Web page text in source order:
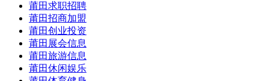
莆田求职招聘
莆田招商加盟
莆田创业投资
莆田展会信息
莆田旅游信息
莆田休闲娱乐